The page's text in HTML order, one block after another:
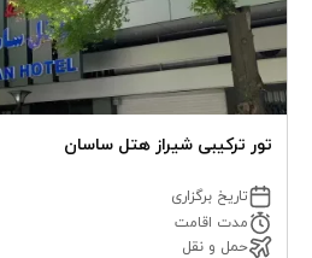
تور ترکیبی شیراز هتل ساسان
تاریخ برگزاری
مدت اقامت
حمل و نقل